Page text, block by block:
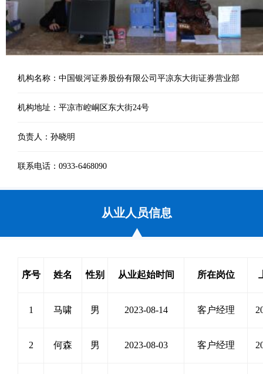
机构名称：中国银河证券股份有限公司平凉东大街证券营业部
机构地址：平凉市崆峒区东大街24号
负责人：孙晓明
联系电话：0933-6468090
从业人员信息
序号 姓名 性别 从业起始时间 所在岗位
1 马啸 男 2023-08-14 客户经理
2 何森 男 2023-08-03 客户经理